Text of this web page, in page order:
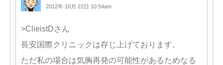
2012年 10月 22日 10:54am
>ClieistDさん
長安国際クリニックは存じ上げております。
ただ私の場合は気胸再発の可能性があるためなる